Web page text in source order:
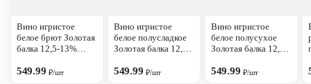
Вино игристое
белое брют Золотая
балка 12,5-13%
549.99 ₽/шт
Вино игристое
белое полусладкое
Золотая балка 12,5-
549.99 ₽/шт
Вино игристое
белое полусухое
Золотая балка 12,5-
549.99 ₽/шт